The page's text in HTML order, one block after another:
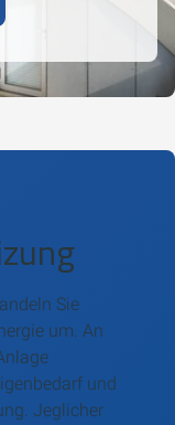
Sie
um. An
und
Jeglicher